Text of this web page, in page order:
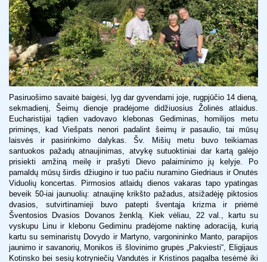
Pasiruošimo savaitė baigėsi, lyg dar gyvendami joje, rugpjūčio 14 dieną,
sekmadienį, Šeimų dienoje pradėjome didžiuosius Žolinės atlaidus.
Eucharistijai tądien vadovavo klebonas Gediminas, homilijos metu
priminęs, kad Viešpats nenori padalint šeimų ir pasaulio, tai mūsų
laisvės ir pasirinkimo dalykas. Šv. Mišių metu buvo teikiamas
santuokos pažadų atnaujinimas, atvykę sutuoktiniai dar kartą galėjo
prisiekti amžiną meilę ir prašyti Dievo palaiminimo jų kelyje. Po
pamaldų mūsų širdis džiugino ir tuo pačiu nuramino Giedriaus ir Onutės
Viduolių koncertas. Pirmosios atlaidų dienos vakaras tapo ypatingas
beveik 50-iai jaunuolių: atnaujinę krikšto pažadus, atsižadėję piktosios
dvasios, sutvirtinamieji buvo patepti šventąja krizma ir priėmė
Šventosios Dvasios Dovanos ženklą. Kiek vėliau, 22 val., kartu su
vyskupu Linu ir klebonu Gediminu pradėjome naktinę adoraciją, kurią
kartu su seminaristų Dovydo ir Martyno, vargonininko Manto, parapijos
jaunimo ir savanorių, Monikos iš šlovinimo grupės „Pakviesti“, Eligijaus
Kotinsko bei sesių kotryniečių Vandutės ir Kristinos pagalba tesėmė iki